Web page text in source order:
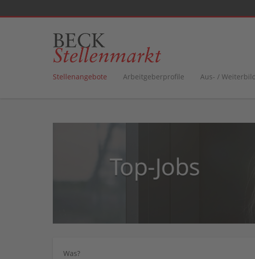
Stellenangebote Arbeitgeberprofile Aus- /
Was?